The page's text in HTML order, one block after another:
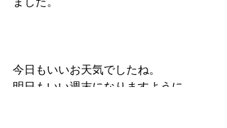
ました。
今日もいいお天気でしたね。
明日もいい週末になりますように。